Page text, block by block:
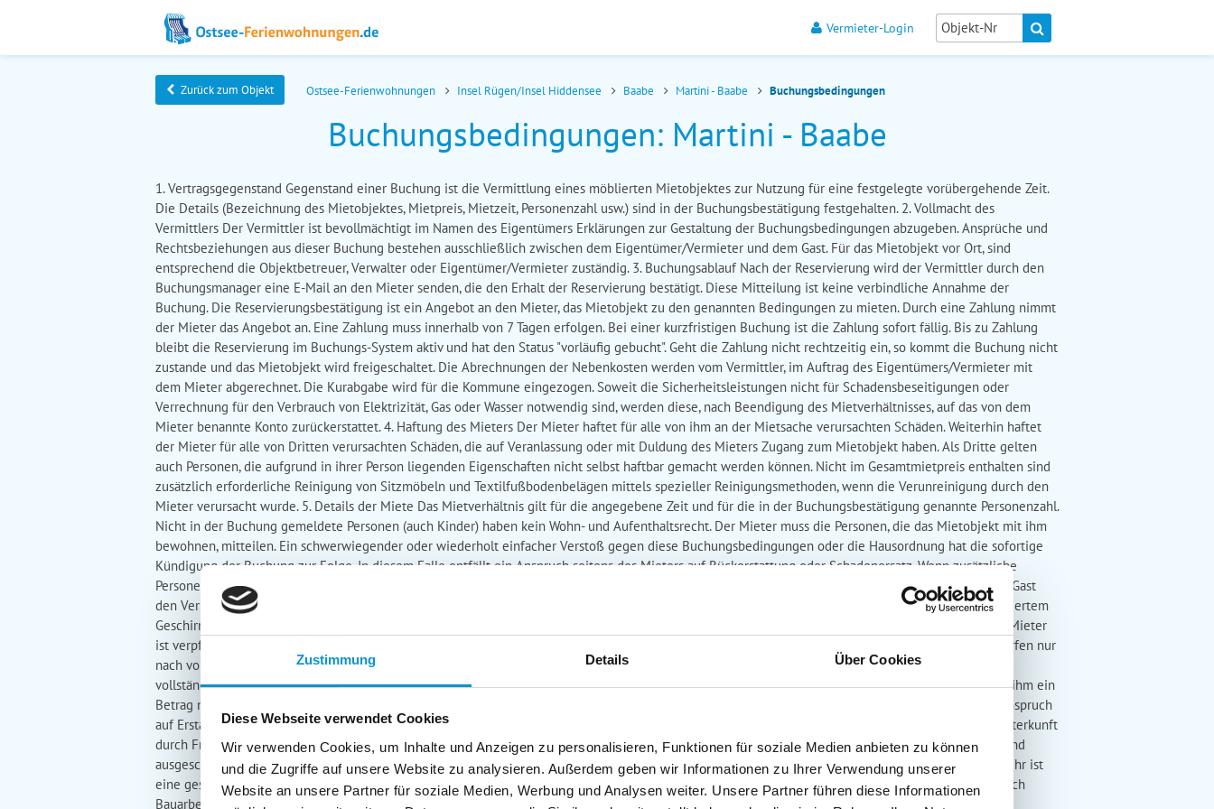
Zustimmung Details Über Cookies
Diese Webseite verwendet Cookies
Wir verwenden Cookies, um Inhalte und Anzeigen zu personalisieren, Funktionen für soziale Medien anbieten zu können
und die Zugriffe auf unsere Website zu analysieren. Außerdem geben wir Informationen zu Ihrer Verwendung unserer
Website an unsere Partner für soziale Medien, Werbung und Analysen weiter. Unsere Partner führen diese Informationen
Vermieter-Login
Zurück zum Objekt Ostsee-Ferienwohnungen Insel Rügen/Insel Hiddensee Baabe Martini - Baabe Buchungsbedingungen
Buchungsbedingungen: Martini - Baabe
1. Vertragsgegenstand Gegenstand einer Buchung ist die Vermittlung eines möblierten Mietobjektes zur Nutzung für eine festgelegte vorübergehende Zeit.
Die Details (Bezeichnung des Mietobjektes, Mietpreis, Mietzeit, Personenzahl usw.) sind in der Buchungsbestätigung festgehalten. 2. Vollmacht des
Vermittlers Der Vermittler ist bevollmächtigt im Namen des Eigentümers Erklärungen zur Gestaltung der Buchungsbedingungen abzugeben. Ansprüche und
Rechtsbeziehungen aus dieser Buchung bestehen ausschließlich zwischen dem Eigentümer/Vermieter und dem Gast. Für das Mietobjekt vor Ort, sind
entsprechend die Objektbetreuer, Verwalter oder Eigentümer/Vermieter zuständig. 3. Buchungsablauf Nach der Reservierung wird der Vermittler durch den
Buchungsmanager eine E-Mail an den Mieter senden, die den Erhalt der Reservierung bestätigt. Diese Mitteilung ist keine verbindliche Annahme der
Buchung. Die Reservierungsbestätigung ist ein Angebot an den Mieter, das Mietobjekt zu den genannten Bedingungen zu mieten. Durch eine Zahlung nimmt
der Mieter das Angebot an. Eine Zahlung muss innerhalb von 7 Tagen erfolgen. Bei einer kurzfristigen Buchung ist die Zahlung sofort fällig. Bis zu Zahlung
bleibt die Reservierung im Buchungs-System aktiv und hat den Status "vorläufig gebucht". Geht die Zahlung nicht rechtzeitig ein, so kommt die Buchung nicht
zustande und das Mietobjekt wird freigeschaltet. Die Abrechnungen der Nebenkosten werden vom Vermittler, im Auftrag des Eigentümers/Vermieter mit
dem Mieter abgerechnet. Die Kurabgabe wird für die Kommune eingezogen. Soweit die Sicherheitsleistungen nicht für Schadensbeseitigungen oder
Verrechnung für den Verbrauch von Elektrizität, Gas oder Wasser notwendig sind, werden diese, nach Beendigung des Mietverhältnisses, auf das von dem
Mieter benannte Konto zurückerstattet. 4. Haftung des Mieters Der Mieter haftet für alle von ihm an der Mietsache verursachten Schäden. Weiterhin haftet
der Mieter für alle von Dritten verursachten Schäden, die auf Veranlassung oder mit Duldung des Mieters Zugang zum Mietobjekt haben. Als Dritte gelten
auch Personen, die aufgrund in ihrer Person liegenden Eigenschaften nicht selbst haftbar gemacht werden können. Nicht im Gesamtmietpreis enthalten sind
zusätzlich erforderliche Reinigung von Sitzmöbeln und Textilfußbodenbelägen mittels spezieller Reinigungsmethoden, wenn die Verunreinigung durch den
Mieter verursacht wurde. 5. Details der Miete Das Mietverhältnis gilt für die angegebene Zeit und für die in der Buchungsbestätigung genannte Personenzahl.
Nicht in der Buchung gemeldete Personen (auch Kinder) haben kein Wohn- und Aufenthaltsrecht. Der Mieter muss die Personen, die das Mietobjekt mit ihm
bewohnen, mitteilen. Ein schwerwiegender oder wiederholt einfacher Verstoß gegen diese Buchungsbedingungen oder die Hausordnung hat die sofortige
Kündigung der Buchung zur Folge. In diesem Falle entfällt ein Anspruch seitens des Mieters auf Rückerstattung oder Schadenersatz. Wenn zusätzliche
Personen im Mietobjekt wohnen, werden die Kosten dafür gemäß der Preisliste abgerechnet. Um ein Check-in nach 18 Uhr zu ermöglichen, muss der Gast
den Vermittler bis spätestens 17:00 Uhr über die Spätanreise informieren. Das Mietobjekt ist am Tag der Abreise bis 10:00 Uhr besenrein und mit geleertem
Geschirrspüler zur Endreinigung freizugeben. Unrat muss vom Mieter bei Abreise entsorgt werden. 6. Schäden, Haustiere und Anreiseunterlagen Der Mieter
ist verpflichtet alle Schäden, die während seines Aufenthaltes am und im Mietobjekt entstanden sind sofort zu melden und zu ersetzen. Haustiere dürfen nur
nach vorheriger Zustimmung mitgebracht werden. Die Anreiseunterlagen sind Bestandteil der Buchungsbestätigung und werden dem Mieter nach
vollständiger Zahlung ausgehändigt. 7. Stornierung Es gelten die Stornobedingungen des Vermittlers. Tritt der Mieter von der Buchung zurück, ist von ihm ein
Betrag nach der in der Buchungsbestätigung angegebenen Staffelung, zu leisten. Bei späterer Anreise oder früherer Abreise hat der Mieter keinen Anspruch
auf Erstattung von Teilen des Mietpreises. Der Vermittler kann im Auftrag des Eigentümers/Vermieters nur von der Buchung zurücktreten, falls die Unterkunft
durch Fremdeinwirkung nicht bezugsfähig ist. In diesem Fall steht dem Mieter die Rückzahlung des Mietpreises zu. Weitere Ansprüche des Mieters sind
ausgeschlossen. Bei Umbuchungen können vom Vermittler Gebühren und/oder Schadenersatzansprüche geltend gemacht werden. Die Buchungsgebühr ist
eine gesonderte Dienstleistung der Portale und werden bei einer Stornierung nicht erstattet. 8. Störungen im Mietverhältnis Bei Lärm, Störungen, durch
Bauarbeiten oder Straßenbauarbeiten kann der Vermittler nicht haftbar gemacht werden. Das Mietobjekt wird für eine ordnungsgemäße Benutzung